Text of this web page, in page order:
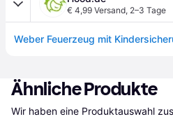
€ 4,99 Versand, 2–3 Tage
Ähnliche Produkte
Wir haben eine Produktauswahl